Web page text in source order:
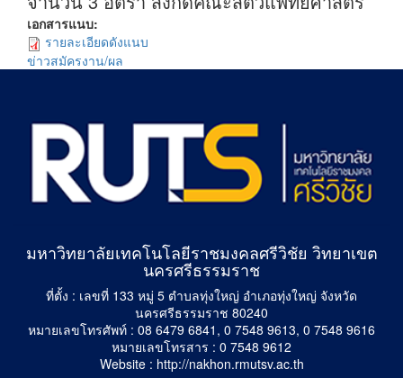
เอกสารแนบ:
รายละเอียดดังแนบ
ข่าวสมัครงาน/ผล
มหาวิทยาลัยเทคโนโลยีราชมงคลศรีวิชัย วิทยาเขต
นครศรีธรรมราช
ที่ตั้ง : เลขที่ 133 หมู่ 5 ตำบลทุ่งใหญ่ อำเภอทุ่งใหญ่ จังหวัด
นครศรีธรรมราช 80240
หมายเลขโทรศัพท์ : 08 6479 6841, 0 7548 9613, 0 7548 9616
หมายเลขโทรสาร : 0 7548 9612
Website : http://nakhon.rmutsv.ac.th